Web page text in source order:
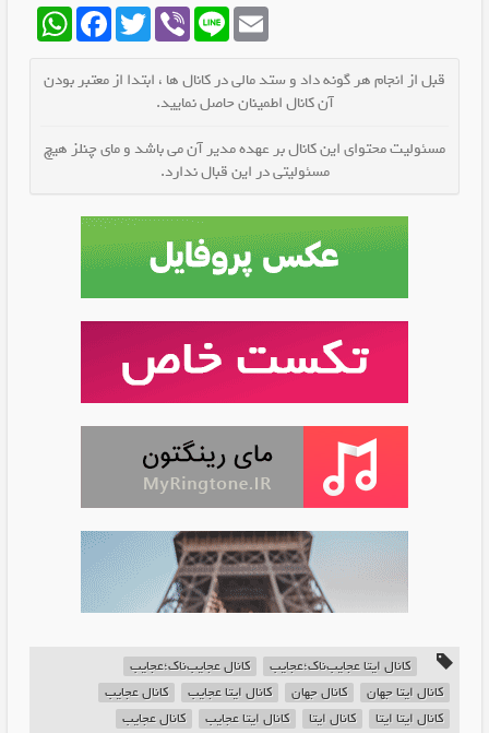
WhatsAppFacebookTwitter Viber Line Email
قبل از انجام هر گونه داد و ستد مالی در کانال ها ، ابتدا از معتبر بودن
آن کانال اطمینان حاصل نمایید.
مسئولیت محتوای این کانال بر عهده مدیر آن می باشد و مای چنلز هیچ
مسئولیتی در این قبال ندارد.
کانال ایتا عجایب‌ناک؛عجایب
کانال عجایب‌ناک؛عجایب
کانال ایتا جهان
کانال جهان کانال ایتا عجایب
کانال عجایب
کانال ایتا ایتا
کانال ایتا کانال ایتا عجایب کانال عجایب